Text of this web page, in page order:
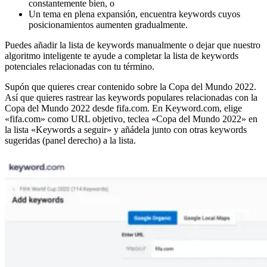
constantemente bien, o
Un tema en plena expansión, encuentra keywords cuyos
posicionamientos aumenten gradualmente.
Puedes añadir la lista de keywords manualmente o dejar que nuestro
algoritmo inteligente te ayude a completar la lista de keywords
potenciales relacionadas con tu término.
Supón que quieres crear contenido sobre la Copa del Mundo 2022.
Así que quieres rastrear las keywords populares relacionadas con la
Copa del Mundo 2022 desde fifa.com. En Keyword.com, elige
«fifa.com» como URL objetivo, teclea «Copa del Mundo 2022» en
la lista «Keywords a seguir» y añádela junto con otras keywords
sugeridas (panel derecho) a la lista.